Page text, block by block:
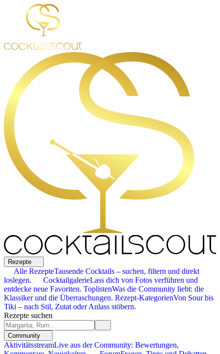
Rezepte
Alle RezepteTausende Cocktails – suchen, filtern und direkt
loslegen.
CocktailgalerieLass dich von Fotos verführen und
entdecke neue Favoriten. ToplistenWas die Community liebt: die
Klassiker und die Überraschungen. Rezept-KategorienVon Sour bis
Tiki – nach Stil, Zutat oder Anlass stöbern.
Rezepte suchen
Community
AktivitätsstreamLive aus der Community: Bewertungen,